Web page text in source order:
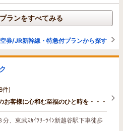
ランをすべてみる
券/JR新幹線・特急付プランから探す
件)
お客様に心和む至福のひと時を・・・
、東武ｽｶｲﾂﾘｰﾗｲﾝ新越谷駅下車徒歩